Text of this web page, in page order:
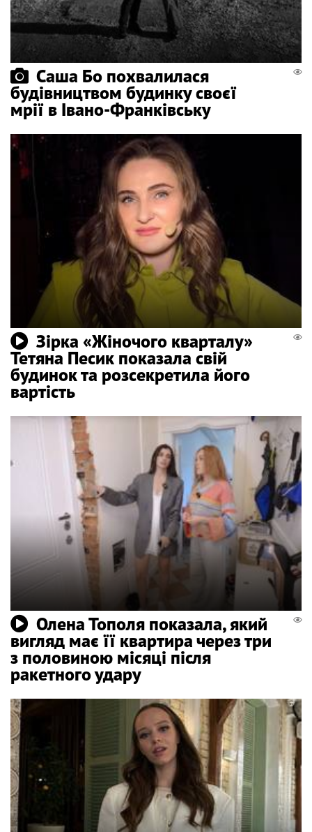
Саша Бо похвалилася
будівництвом будинку своєї
мрії в Івано-Франківську
Зірка «Жіночого кварталу»
Тетяна Песик показала свій
будинок та розсекретила його
вартість
Олена Тополя показала, який
вигляд має її квартира через три
з половиною місяці після
ракетного удару